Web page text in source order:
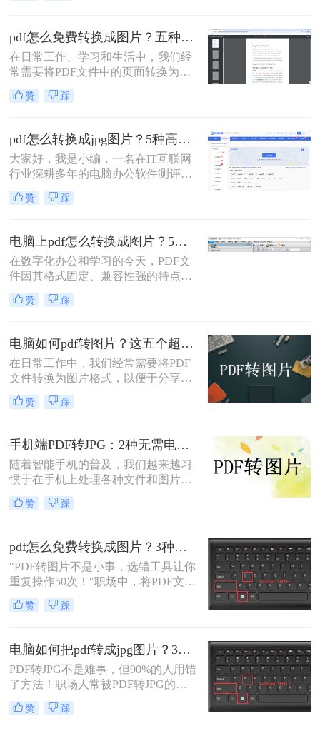
pdf怎么免费转换成图片？五种高效方法详解，总有一款适合你！
在日常工作、学习和生活中，我们经
常需要将PDF文件中的页面转换为图
片格式（如JPG、PNG）。无论是为
了在演示文稿中插入清晰的图表、在
某些平台只支持图片上传的需求，掌
握PDF转图片的技能都至关重要。然
而，面对网络上琳琅满目的转换工
具，如何选择一款免费、安全且高效
的方法成为了许多人的难题。
赞 踩
pdf怎么转换成jpg图片？5种高效方法详解，告别繁琐操作！
大家好，我是小编，一名在IT互联网
行业深耕多年的电脑办公软件测评博
主。在日常工作中，我经常收到用户
反馈：PDF文件里的图表或文字需要
图、报告展示或资料存档，但转换过
程总是遇到格式错乱、操作复杂或隐
私泄露等问题。今天，我将结合多年
测评经验，为大家详细解析PDF怎么
转换成JPG图片的常用方法，帮助您
精准提取信息，提升工作效率。那么
专业知识和实际案例，确保内容客观
中立，同时自然融入高效工具推荐，
助您轻松应对办公挑战。
赞 踩
电脑上pdf怎么转换成图片？5个常用有效方法，精准高效不踩坑！
在数字化办公和学习的今天，PDF文
件因其格式固定、兼容性强的特点而
广泛应用。但有时我们需要将PDF文
件转换为图片格式，便于在社交媒体
辑。那么电脑上pdf怎么转换成图片
呢？本文将全面介绍五种在电脑上将
PDF转换为图片的高效方法，涵盖专
业软件、在线工具、命令行技巧等不
同解决方案。
赞 踩
电脑如何pdf转图片？这五个超实用的方法一定要试试！
在日常工作中，我们经常需要将PDF
文件转换为图片格式，以便于分享、
编辑或打印。那么电脑如何pdf转图片
呢？本文将为您介绍五种高效的PDF
务。
赞 踩
手机端PDF转JPG：2种无需电脑的快捷操作流程！
随着智能手机的普及，我们越来越习
惯于在手机上处理各种文件和图片。
有时候，我们可能需要将PDF文件中
的图片转换成JPG格式，以便在不同
怎么把pdf图片转换成jpg的文章，希
望对您有所帮助。
赞 踩
pdf怎么免费转换成图片？3种高效方法实测！
"PDF转图片不是小事，选错工具让你
重复操作50次！"职场中，将PDF文档
快速转为清晰图片是高频刚需——会
议截图、社交媒体配图、技术文档存
公族曾陷入“转换后模糊不清、手动
调整耗时”的困境。
赞 踩
电脑如何把pdf转成jpg图片？3种高效方法，精准转换不踩坑！
PDF转JPG不是难事，但90%的人用错
了方法！职场人常被PDF转JPG的效
率问题困扰：扫描版文档转图片模
糊、批量处理繁琐、安全隐忧频发。
赞 踩